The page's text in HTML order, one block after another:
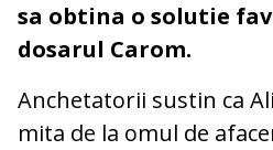
sa obtina o solutie
dosarul Carom.
Anchetatorii sustin ca
mita de la omul de